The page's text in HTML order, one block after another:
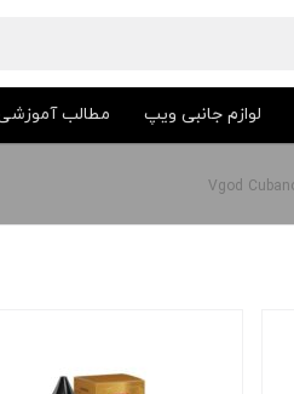
لوازم جانبی ویپ مطالب